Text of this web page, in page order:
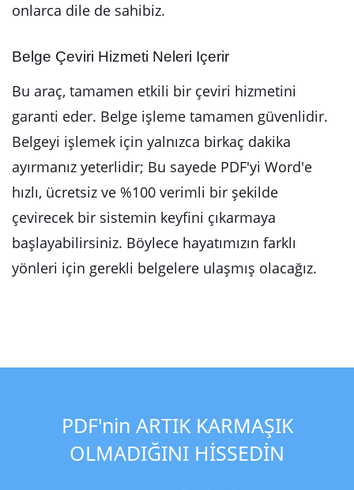
onlarca dile de sahibiz.
Belge Çeviri Hizmeti Neleri Içerir
Bu araç, tamamen etkili bir çeviri hizmetini
garanti eder. Belge işleme tamamen güvenlidir.
Belgeyi işlemek için yalnızca birkaç dakika
ayırmanız yeterlidir; Bu sayede PDF'yi Word'e
hızlı, ücretsiz ve %100 verimli bir şekilde
çevirecek bir sistemin keyfini çıkarmaya
başlayabilirsiniz. Böylece hayatımızın farklı
yönleri için gerekli belgelere ulaşmış olacağız.
PDF'nin ARTIK KARMAŞIK
OLMADIĞINI HİSSEDİN